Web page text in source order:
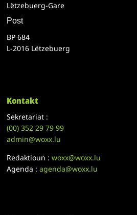
Lëtzebuerg-Gare
Post
BP 684
L-2016 Lëtzebuerg
Kontakt
Sekretariat :
(00)352 29 79 99
admin@woxx.lu
Redaktioun :woxx@woxx.lu
Agenda :agenda@woxx.lu